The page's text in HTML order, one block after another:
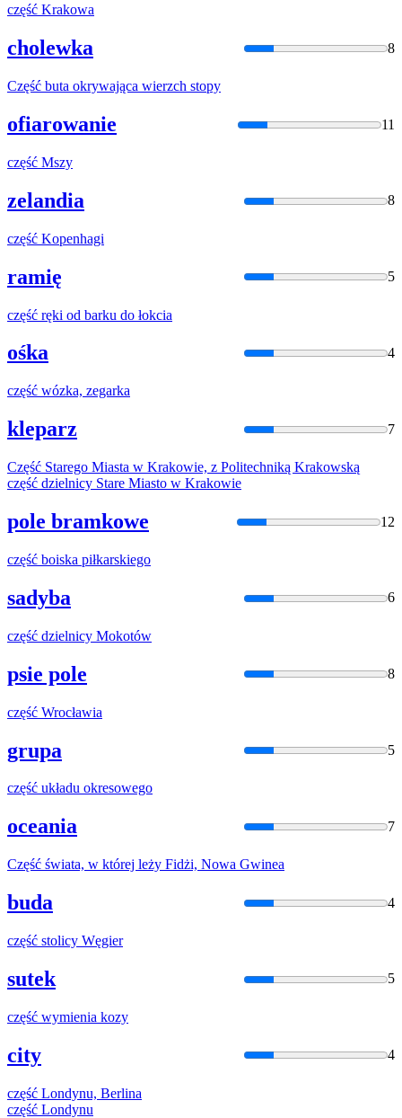
część Krakowa
cholewka 8
Część buta okrywająca wierzch stopy
ofiarowanie 11
część Mszy
zelandia 8
część Kopenhagi
ramię 5
część ręki od barku do łokcia
ośka 4
część wózka, zegarka
kleparz 7
Część Starego Miasta w Krakowie, z Politechniką Krakowską
część dzielnicy Stare Miasto w Krakowie
pole bramkowe 12
część boiska piłkarskiego
sadyba 6
część dzielnicy Mokotów
psie pole 8
część Wrocławia
grupa 5
część układu okresowego
oceania 7
Część świata, w której leży Fidżi, Nowa Gwinea
buda 4
część stolicy Węgier
sutek 5
część wymienia kozy
city 4
część Londynu, Berlina
część Londynu